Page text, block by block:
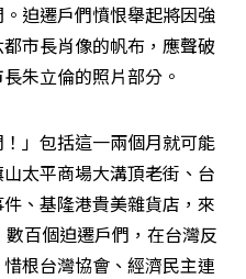
迫遷戶們憤恨舉起將因強
市長肖像的帆布，應聲破
朱立倫的照片部分。
！」包括這一兩個月就可能
太平商場大溝頂老街、台
、基隆港貴美雜貨店，來
百個迫遷戶們，在台灣反
根台灣協會、經濟民主連